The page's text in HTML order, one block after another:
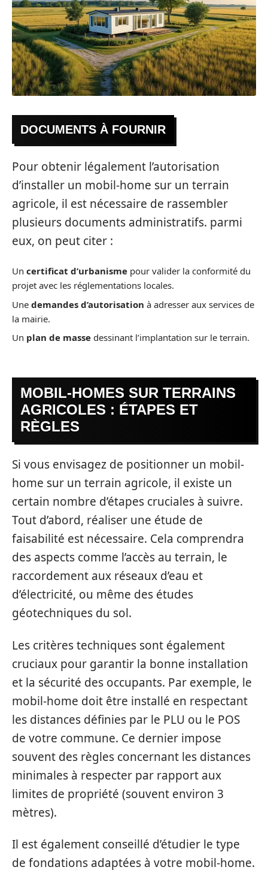
DOCUMENTS À FOURNIR
Pour obtenir légalement l’autorisation
d’installer un mobil-home sur un terrain
agricole, il est nécessaire de rassembler
plusieurs documents administratifs. parmi
eux, on peut citer :
Un certificat d’urbanisme pour valider la conformité du
projet avec les réglementations locales.
Une demandes d’autorisation à adresser aux services de
la mairie.
Un plan de masse dessinant l’implantation sur le terrain.
MOBIL-HOMES SUR TERRAINS
AGRICOLES : ÉTAPES ET
RÈGLES
Si vous envisagez de positionner un mobil-
home sur un terrain agricole, il existe un
certain nombre d’étapes cruciales à suivre.
Tout d’abord, réaliser une étude de
faisabilité est nécessaire. Cela comprendra
des aspects comme l’accès au terrain, le
raccordement aux réseaux d’eau et
d’électricité, ou même des études
géotechniques du sol.
Les critères techniques sont également
cruciaux pour garantir la bonne installation
et la sécurité des occupants. Par exemple, le
mobil-home doit être installé en respectant
les distances définies par le PLU ou le POS
de votre commune. Ce dernier impose
souvent des règles concernant les distances
minimales à respecter par rapport aux
limites de propriété (souvent environ 3
mètres).
Il est également conseillé d’étudier le type
de fondations adaptées à votre mobil-home.